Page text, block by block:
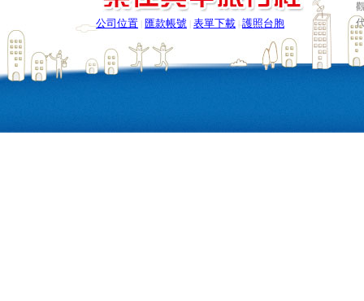
公司位置 匯款帳號 表單下載 |護照台胞